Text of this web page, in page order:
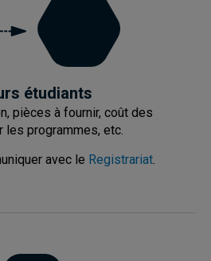
étudiants
pièces à fournir, coût des
les programmes, etc.
avec le Registrariat.